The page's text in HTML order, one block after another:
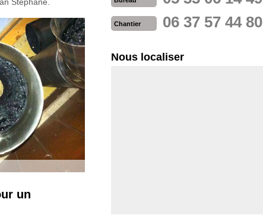
un
Chantier 06 37 57 44 80
Nous localiser